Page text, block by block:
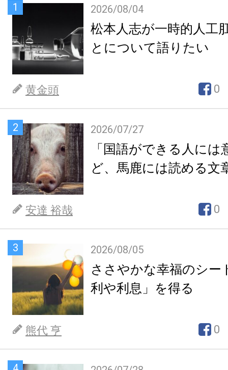
1 2026/08/04
松本人志が一時的人工
とについて語りたい
黄金頭 0
2 2026/07/27
「国語ができる人には
ど、馬鹿には読める文
安達 裕哉 0
3 2026/08/05
ささやかな幸福のシー
利や利息」を得る
熊代 亨 0